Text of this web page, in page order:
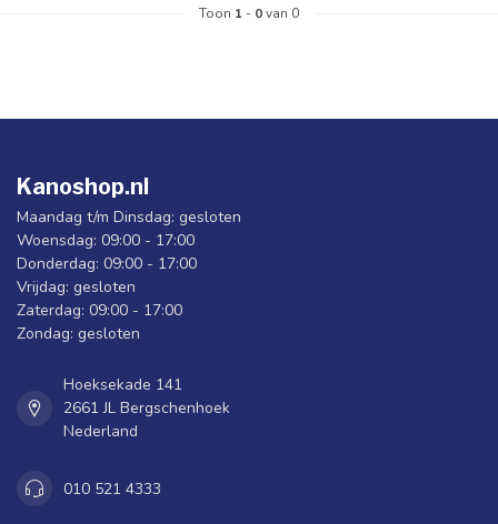
Toon 1 - 0van 0
Kanoshop.nl
Maandag t/m Dinsdag: gesloten
Woensdag: 09:00 - 17:00
Donderdag: 09:00 - 17:00
Vrijdag: gesloten
Zaterdag: 09:00 - 17:00
Zondag: gesloten
Hoeksekade 141
2661 JL Bergschenhoek
Nederland
010 521 4333